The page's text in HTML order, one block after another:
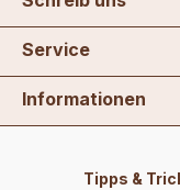
Service
Informationen
Tipps &